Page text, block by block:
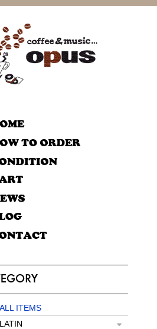
ALL ITEMS
LATIN